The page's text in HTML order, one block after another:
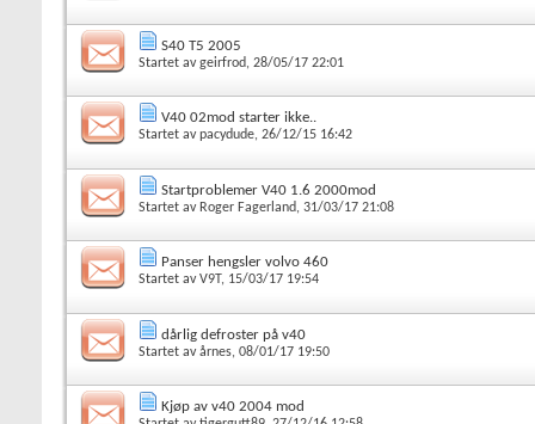
S40 T5 2005
Startet avgeirfrod, 28/05/17 22:01
V40 02mod starter ikke..
Startet avpacydude, 26/12/15 16:42
Startproblemer V40 1.6 2000mod
Startet av Roger Fagerland, 31/03/17 21:08
Panser hengsler volvo 460
Startet avV9T , 15/03/17 19:54
dårlig defroster på v40
Startet avårnes, 08/01/17 19:50
Kjøp av v40 2004 mod